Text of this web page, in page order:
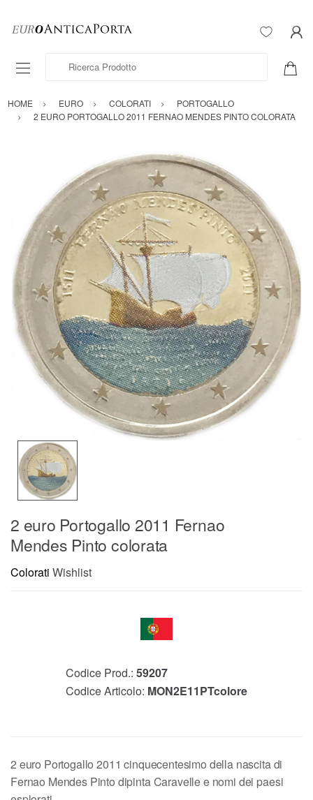
Ricerca Prodotto
HOME EURO COLORATI
PORTOGALLO
2 EURO PORTOGALLO 2011 FERNAO MENDES PINTO COLORATA
2 euro Portogallo 2011 Fernao
Mendes Pinto colorata
Colorati Wishlist
Codice Prod.: 59207
Codice Articolo: MON2E11PTcolore
2 euro Portogallo 2011 cinquecentesimo della nascita di
Fernao Mendes Pinto dipinta Caravelle e nomi dei paesi